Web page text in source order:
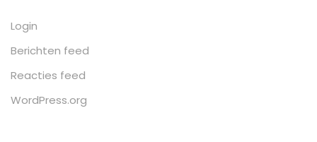
Login
Berichten feed
Reacties feed
WordPress.org